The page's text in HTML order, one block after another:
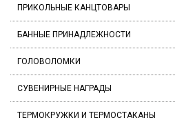
ПРИКОЛЬНЫЕ КАНЦТОВАРЫ
БАННЫЕ ПРИНАДЛЕЖНОСТИ
ГОЛОВОЛОМКИ
СУВЕНИРНЫЕ НАГРАДЫ
ТЕРМОКРУЖКИ И ТЕРМОСТАКАНЫ